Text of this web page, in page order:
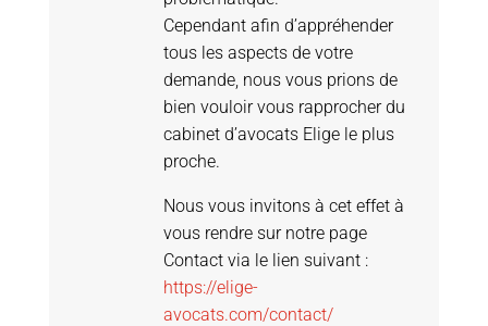
Cependant afin d’appréhender
tous les aspects de votre
demande, nous vous prions de
bien vouloir vous rapprocher du
cabinet d’avocats Elige le plus
proche.
Nous vous invitons à cet effet à
vous rendre sur notre page
Contact via le lien suivant :
https://elige-
avocats.com/contact/